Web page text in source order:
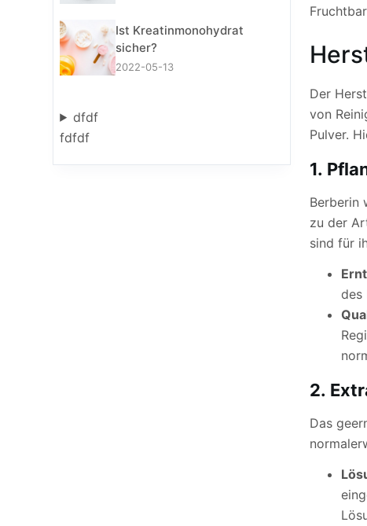
Der
von
Pulver.
1.
Berberin
zu der
sind für
des
2.
Das
Ist Kreatinmonohydrat
sicher?
2022-05-13
dfdf
fdfdf